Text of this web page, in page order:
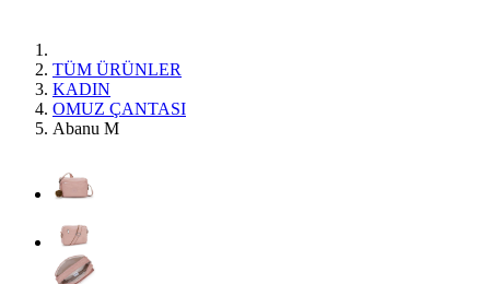
TÜM ÜRÜNLER
KADIN
OMUZ ÇANTASI
Abanu M